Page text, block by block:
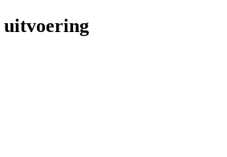
uitvoering